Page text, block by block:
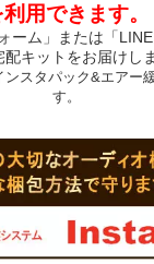
利用できます。
ーム」または「
キットをお届けしま
スタパック&エアー
す。